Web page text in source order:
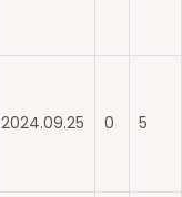
2024.09.25 0 5